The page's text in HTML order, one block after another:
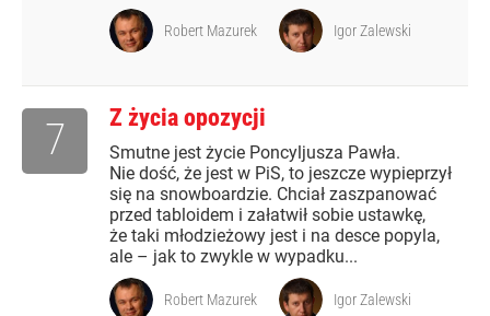
Robert Mazurek Igor Zalewski
Z życia opozycji
Smutne jest życie Poncyljusza Pawła.
Nie dość, że jest w PiS, to jeszcze wypieprzył
się na snowboardzie. Chciał zaszpanować
przed tabloidem i załatwił sobie ustawkę,
że taki młodzieżowy jest i na desce popyla,
ale – jak to zwykle w wypadku...
7
Robert Mazurek Igor Zalewski